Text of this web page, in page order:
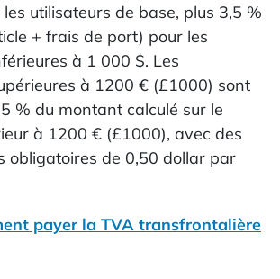
utilisateurs de base, plus 3,5 %
+ frais de port) pour les
à 1 000 $. Les
à 1200 € (£1000) sont
% du montant calculé sur le
à 1200 € (£1000), avec des
obligatoires de 0,50 dollar par
payer la TVA transfrontalière